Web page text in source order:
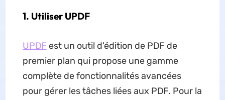
1. Utiliser UPDF
UPDF est un outil d'édition de PDF de
premier plan qui propose une gamme
complète de fonctionnalités avancées
pour gérer les tâches liées aux PDF. Pour la